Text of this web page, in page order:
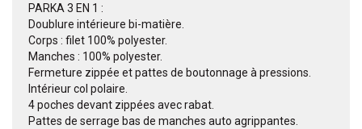
PARKA 3 EN 1 :
Doublure intérieure bi-matière.
Corps : filet 100% polyester.
Manches : 100% polyester.
Fermeture zippée et pattes de boutonnage à pressions.
Intérieur col polaire.
4 poches devant zippées avec rabat.
Pattes de serrage bas de manches auto agrippantes.